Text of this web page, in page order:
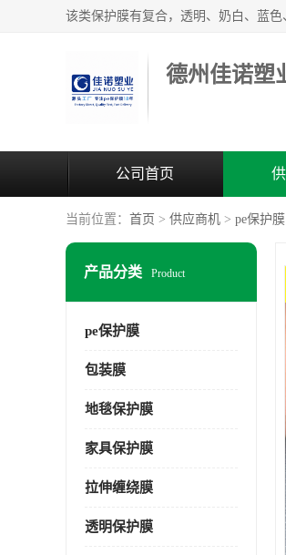
德州佳诺塑
公司首页
当前位置： 首页 > 供应商机 > pe保护膜
产品分类 Product
pe保护膜
包装膜
地毯保护膜
家具保护膜
拉伸缠绕膜
透明保护膜